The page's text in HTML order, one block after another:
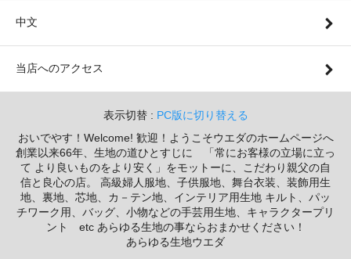
中文
当店へのアクセス
表示切替 : PC版に切り替える
おいでやす！Welcome! 歓迎！ようこそウエダのホームページへ
創業以来66年、生地の道ひとすじに 「常にお客様の立場に立っ
て より良いものをより安く」をモットーに、こだわり親父の自
信と良心の店。 高級婦人服地、子供服地、舞台衣装、装飾用生
地、裏地、芯地、カ－テン地、インテリア用生地 キルト、パッ
チワーク用、バッグ、小物などの手芸用生地、キャラクタープリ
ント etc あらゆる生地の事ならおまかせください！
あらゆる生地ウエダ